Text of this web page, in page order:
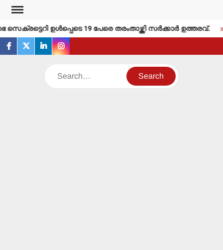
Skip
content
ഉള്‍പ്പെടെ 19 പേരെ തരംതാഴ്ത്തി സര്‍ക്കാര്‍ ഉത്തരവ്.
facebook
twitterlinkedininstagram
Search